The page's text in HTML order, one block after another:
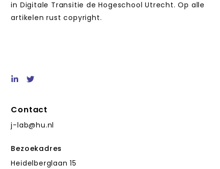
in Digitale Transitie de Hogeschool Utrecht. Op alle
artikelen rust copyright.
Contact
j-lab@hu.nl
Bezoekadres
Heidelberglaan 15